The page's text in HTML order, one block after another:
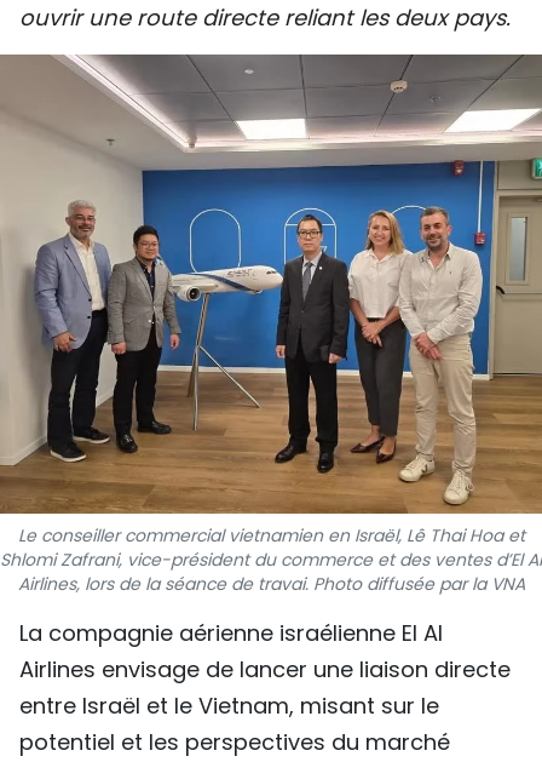
SPORT
FRANCOPHONIE
PAYS NATAL
INTERNATIONAL
MÉGASTORIE
INFOGRAPHIE
PHOTO
VIDÉO
À PROPOS DU "PEUPLE"
TIẾNG VIỆT
ENGLISH
中文
РУССКИЙ
ouvrir une route directe reliant les deux pays.
Le conseiller commercial vietnamien en Israël, Lê Thai Hoa et
Shlomi Zafrani, vice-président du commerce et des ventes d’El Al
Airlines, lors de la séance de travai. Photo diffusée par la VNA
La compagnie aérienne israélienne El Al
Airlines envisage de lancer une liaison directe
entre Israël et le Vietnam, misant sur le
potentiel et les perspectives du marché